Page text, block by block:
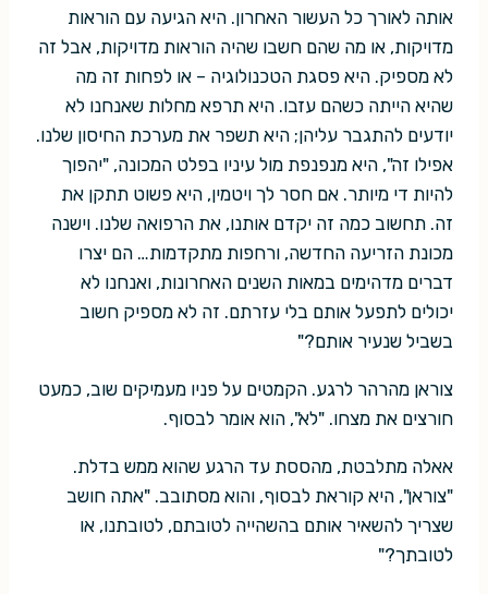
אותה לאורך כל העשור האחרון. היא הגיעה עם הוראות
מדויקות, או מה שהם חשבו שהיה הוראות מדויקות, אבל זה
לא מספיק. היא פסגת הטכנולוגיה – או לפחות זה מה
שהיא הייתה כשהם עזבו. היא תרפא מחלות שאנחנו לא
יודעים להתגבר עליהן; היא תשפר את מערכת החיסון שלנו.
אפילו זה", היא מנפנפת מול עיניו בפלט המכונה, "יהפוך
להיות די מיותר. אם חסר לך ויטמין, היא פשוט תתקן את
זה. תחשוב כמה זה יקדם אותנו, את הרפואה שלנו. וישנה
מכונת הזריעה החדשה, ורחפות מתקדמות… הם יצרו
דברים מדהימים במאות השנים האחרונות, ואנחנו לא
יכולים לתפעל אותם בלי עזרתם. זה לא מספיק חשוב
בשביל שנעיר אותם?"
צוראן מהרהר לרגע. הקמטים על פניו מעמיקים שוב, כמעט
חורצים את מצחו. "לא", הוא אומר לבסוף.
אאלה מתלבטת, מהססת עד הרגע שהוא ממש בדלת.
"צוראן", היא קוראת לבסוף, והוא מסתובב. "אתה חושב
שצריך להשאיר אותם בהשהייה לטובתם, לטובתנו, או
לטובתך?"